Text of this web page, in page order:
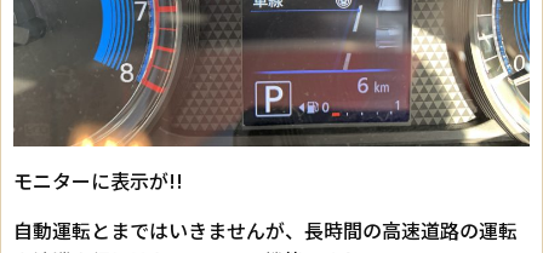
モニターに表示が!!
自動運転とまではいきませんが、長時間の高速道路の運転